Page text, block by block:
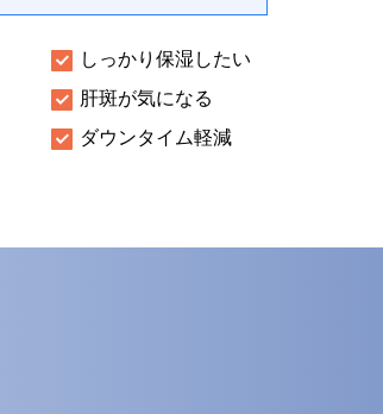
しっかり保湿したい
肝斑が気になる
ダウンタイム軽減